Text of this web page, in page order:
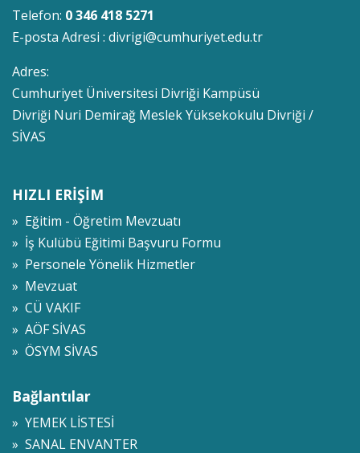
Telefon: 0 346 418 5271
E-posta Adresi : divrigi@cumhuriyet.edu.tr
Adres:
Cumhuriyet Üniversitesi Divriği Kampüsü
Divriği Nuri Demirağ Meslek Yüksekokulu Divriği /
SİVAS
HIZLI ERİŞİM
» Eğitim - Öğretim Mevzuatı
» İş Kulübü Eğitimi Başvuru Formu
» Personele Yönelik Hizmetler
» Mevzuat
» CÜ VAKIF
» AÖF SİVAS
» ÖSYM SİVAS
Bağlantılar
» YEMEK LİSTESİ
» SANAL ENVANTER